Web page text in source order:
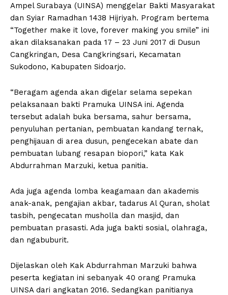
Ampel Surabaya (UINSA) menggelar Bakti Masyarakat
dan Syiar Ramadhan 1438 Hijriyah. Program bertema
“Together make it love, forever making you smile” ini
akan dilaksanakan pada 17 – 23 Juni 2017 di Dusun
Cangkringan, Desa Cangkringsari, Kecamatan
Sukodono, Kabupaten Sidoarjo.
“Beragam agenda akan digelar selama sepekan
pelaksanaan bakti Pramuka UINSA ini. Agenda
tersebut adalah buka bersama, sahur bersama,
penyuluhan pertanian, pembuatan kandang ternak,
penghijauan di area dusun, pengecekan abate dan
pembuatan lubang resapan biopori,” kata Kak
Abdurrahman Marzuki, ketua panitia.
Ada juga agenda lomba keagamaan dan akademis
anak-anak, pengajian akbar, tadarus Al Quran, sholat
tasbih, pengecatan musholla dan masjid, dan
pembuatan prasasti. Ada juga bakti sosial, olahraga,
dan ngabuburit.
Dijelaskan oleh Kak Abdurrahman Marzuki bahwa
peserta kegiatan ini sebanyak 40 orang Pramuka
UINSA dari angkatan 2016. Sedangkan panitianya